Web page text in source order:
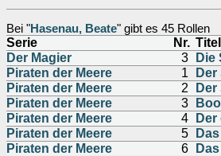
Bei "Hasenau, Beate" gibt es 45 Rollen
Serie Nr. Titel
Der Magier
3
Die
Piraten der Meere
1
Piraten der Meere
2
Piraten der Meere
3
Piraten der Meere
4
Piraten der Meere
5
Piraten der Meere
6